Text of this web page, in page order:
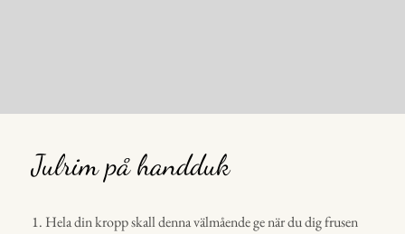
Julrim på handduk
1. Hela din kropp skall denna välmående ge när du dig frusen